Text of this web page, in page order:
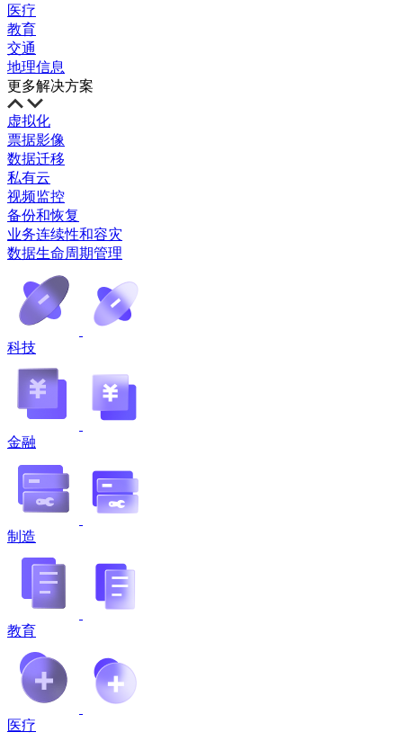
医疗
教育
交通
地理信息
更多解决方案
虚拟化
票据影像
数据迁移
私有云
视频监控
备份和恢复
业务连续性和容灾
数据生命周期管理
科技
金融
制造
教育
医疗